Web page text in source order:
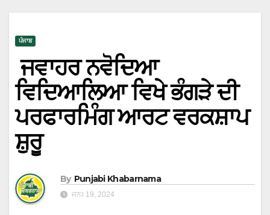
ਪੰਜਾਬ
ਜਵਾਹਰ ਨਵੋਦਿਆ
ਵਿਦਿਆਲਿਆ ਵਿਖੇ ਭੰਗੜੇ ਦੀ
ਪਰਫਾਰਮਿੰਗ ਆਰਟ ਵਰਕਸ਼ਾਪ
ਸ਼ੁਰੂ
By Punjabi Khabarnama
ਜਨਃ 19, 2024